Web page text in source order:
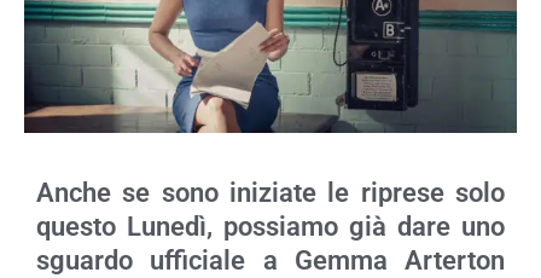
Anche se sono iniziate le riprese solo
questo Lunedì, possiamo già dare uno
sguardo ufficiale a Gemma Arterton